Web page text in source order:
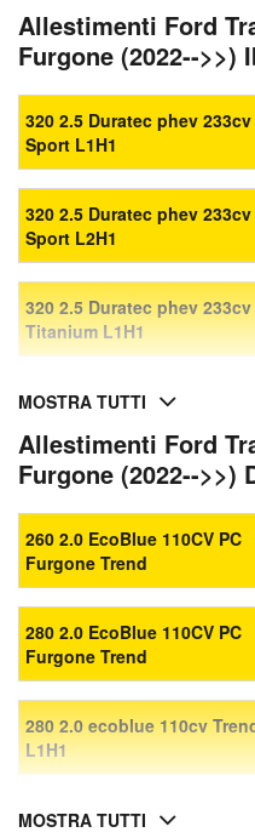
Allestimenti Ford
Furgone (2022-->>)
320 2.5 Duratec phev 233cv
Sport L1H1
320 2.5 Duratec phev 233cv
Sport L2H1
320 2.5 Duratec phev 233cv
Titanium L1H1
MOSTRA TUTTI
Allestimenti Ford
Furgone (2022-->>)
260 2.0 EcoBlue 110CV PC
Furgone Trend
280 2.0 EcoBlue 110CV PC
Furgone Trend
280 2.0 ecoblue 110cv
L1H1
MOSTRA TUTTI